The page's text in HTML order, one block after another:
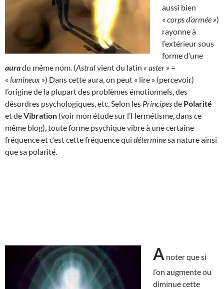
aussi bien
« corps d’armée »)
rayonne à
l’extérieur sous
forme d’une
auradu même nom. (Astralvient du latin « aster » =
« lumineux ») Dans cette aura, on peut « lire » (percevoir)
l’origine de la plupart des problèmes émotionnels, des
désordres psychologiques, etc. Selon les Principesde Polarité
et deVibration (voir mon étude sur l’Hermétisme, dans ce
même blog), toute forme psychique vibre à une certaine
fréquence et c’est cette fréquence qui déterminesa nature ainsi
que sa polarité.
A noter que si
l’on augmente ou
diminue cette